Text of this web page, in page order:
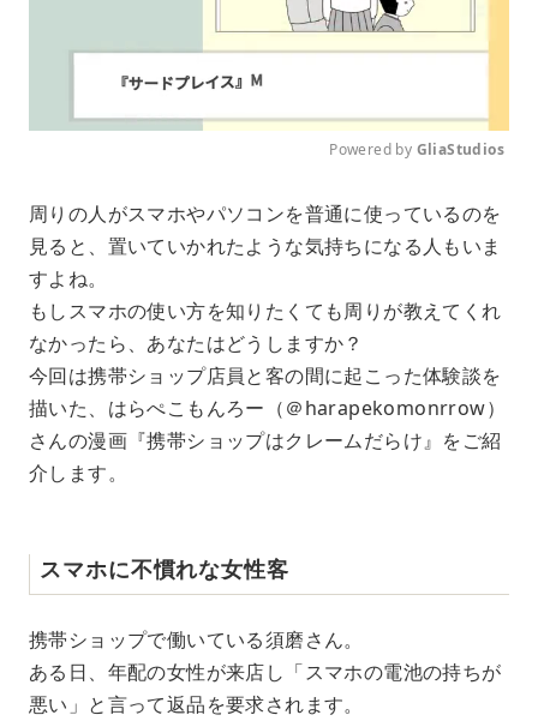
u
t
Powered by GliaStudios
周りの人がスマホやパソコンを普通に使っているのを
見ると、置いていかれたような気持ちになる人もいま
すよね。
もしスマホの使い方を知りたくても周りが教えてくれ
なかったら、あなたはどうしますか？
今回は携帯ショップ店員と客の間に起こった体験談を
描いた、はらぺこもんろー（＠harapekomonrrow）
さんの漫画『携帯ショップはクレームだらけ』をご紹
介します。
スマホに不慣れな女性客
携帯ショップで働いている須磨さん。
ある日、年配の女性が来店し「スマホの電池の持ちが
悪い」と言って返品を要求されます。